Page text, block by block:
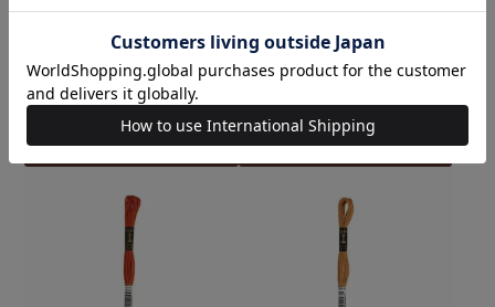
トン（刺しゅう糸）col.100
メール便30個まで可
¥165税込
カートに入れる
トン（刺しゅう糸）col.100
3
メール便30個まで可
¥165税込
カートに入れる